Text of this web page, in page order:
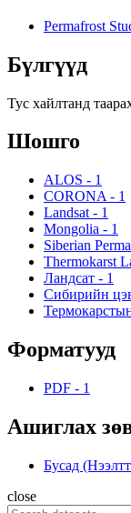
Permafrost
Бүлгүүд
Тус хайлтанд
Шошго
ALOS - 1
CORONA - 1
Landsat - 1
Mongolia - 1
Siberian
Thermokarst
Ландсат - 1
Сибирийн
Форматууд
PDF - 1
Ашиглах
Бусад
close